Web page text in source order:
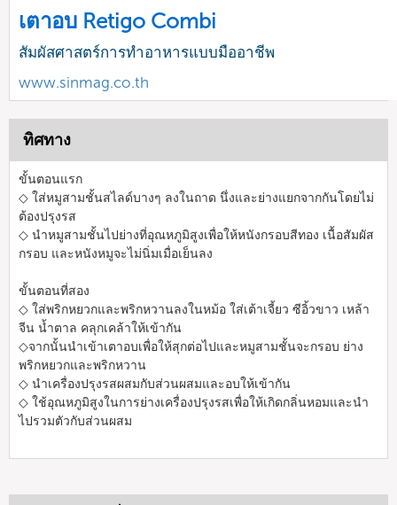
เตาอบ Retigo Combi
สัมผัสศาสตร์การทำอาหารแบบมืออาชีพ
www.sinmag.co.th
ทิศทาง
ขั้นตอนแรก
◇ ใส่หมูสามชั้นสไลด์บางๆ ลงในถาด นึ่งและย่างแยกจากกันโดยไม่
ต้องปรุงรส
◇ นำหมูสามชั้นไปย่างที่อุณหภูมิสูงเพื่อให้หนังกรอบสีทอง เนื้อสัมผัส
กรอบ และหนังหมูจะไม่นิ่มเมื่อเย็นลง
ขั้นตอนที่สอง
◇ ใส่พริกหยวกและพริกหวานลงในหม้อ ใส่เต้าเจี้ยว ซีอิ้วขาว เหล้า
จีน น้ำตาล คลุกเคล้าให้เข้ากัน
◇จากนั้นนำเข้าเตาอบเพื่อให้สุกต่อไปและหมูสามชั้นจะกรอบ ย่าง
พริกหยวกและพริกหวาน
◇ นำเครื่องปรุงรสผสมกับส่วนผสมและอบให้เข้ากัน
◇ ใช้อุณหภูมิสูงในการย่างเครื่องปรุงรสเพื่อให้เกิดกลิ่นหอมและนำ
ไปรวมตัวกับส่วนผสม